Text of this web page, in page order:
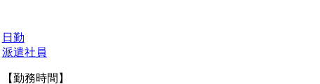
日勤
派遣社員
【勤務時間】